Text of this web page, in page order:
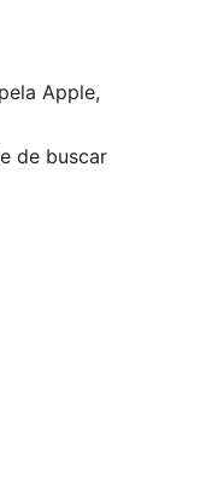
Apple,
de buscar